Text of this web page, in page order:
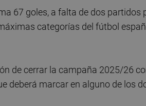
67 goles, a falta de dos partidos
categorías del fútbol
de cerrar la campaña 2025/26
deberá marcar en alguno de los